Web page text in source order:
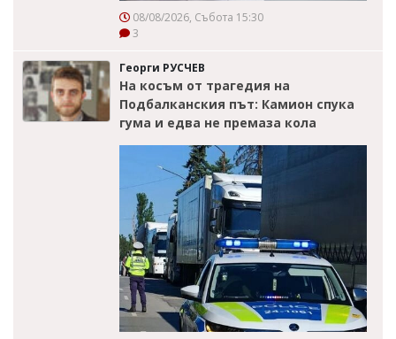
08/08/2026, Събота 15:30
3
Георги РУСЧЕВ
На косъм от трагедия на
Подбалканския път: Камион спука
гума и едва не премаза кола